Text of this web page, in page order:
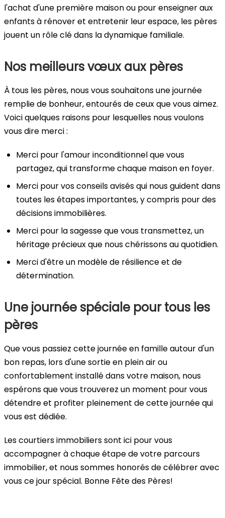
l'achat d'une première maison ou pour enseigner aux
enfants à rénover et entretenir leur espace, les pères
jouent un rôle clé dans la dynamique familiale.
Nos meilleurs vœux aux pères
À tous les pères, nous vous souhaitons une journée
remplie de bonheur, entourés de ceux que vous aimez.
Voici quelques raisons pour lesquelles nous voulons
vous dire merci :
Merci pour l'amour inconditionnel que vous
partagez, qui transforme chaque maison en foyer.
Merci pour vos conseils avisés qui nous guident dans
toutes les étapes importantes, y compris pour des
décisions immobilières.
Merci pour la sagesse que vous transmettez, un
héritage précieux que nous chérissons au quotidien.
Merci d'être un modèle de résilience et de
détermination.
Une journée spéciale pour tous les
pères
Que vous passiez cette journée en famille autour d'un
bon repas, lors d'une sortie en plein air ou
confortablement installé dans votre maison, nous
espérons que vous trouverez un moment pour vous
détendre et profiter pleinement de cette journée qui
vous est dédiée.
Les courtiers immobiliers sont ici pour vous
accompagner à chaque étape de votre parcours
immobilier, et nous sommes honorés de célébrer avec
vous ce jour spécial. Bonne Fête des Pères!